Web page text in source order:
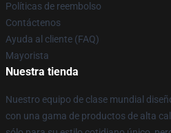
Políticas de reembolso
Contáctenos
Ayuda al cliente (FAQ)
Mayorista
Nuestra tienda
Nuestro equipo de clase mundial
con una gama de productos de alta